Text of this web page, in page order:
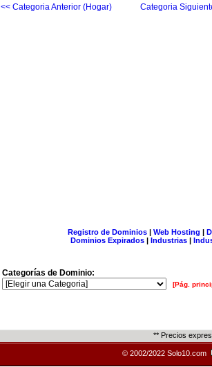
<< Categoria Anterior (Hogar) Categoria
Registro de Dominios| Web Hosting |
Dominios Expirados | Industrias |
Categorías de Dominio:
[Pág.
** Precios
© 2002/2022 Solo10.com